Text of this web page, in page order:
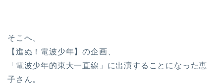
そこへ、
【進ぬ！電波少年】の企画、
「電波少年的東大一直線」に出演することになった恵
子さん。